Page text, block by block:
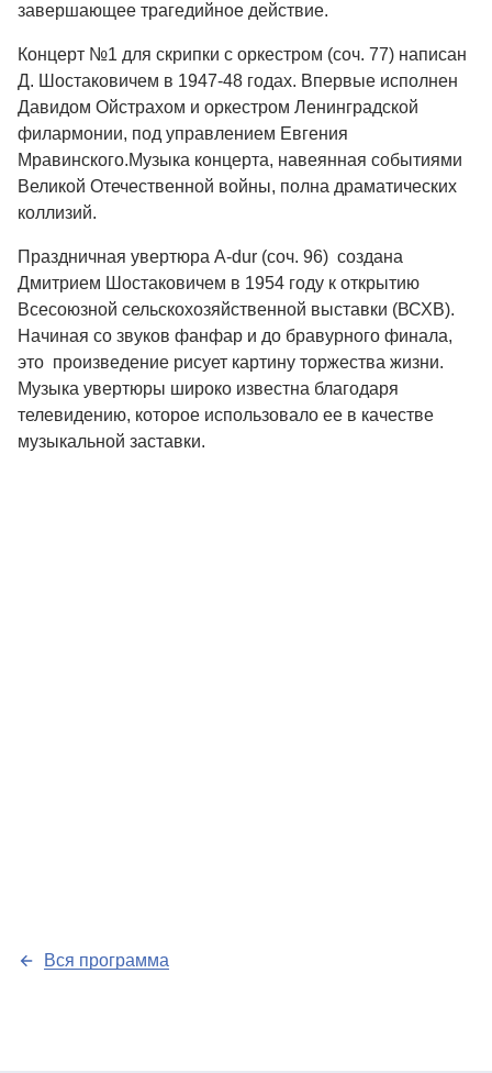
завершающее трагедийное действие.
Концерт №1 для скрипки с оркестром (соч. 77) написан
Д. Шостаковичем в 1947-48 годах. Впервые исполнен
Давидом Ойстрахом и оркестром Ленинградской
филармонии, под управлением Евгения
Мравинского.Музыка концерта, навеянная событиями
Великой Отечественной войны, полна драматических
коллизий.
Праздничная увертюра A-dur (соч. 96) создана
Дмитрием Шостаковичем в 1954 году к открытию
Всесоюзной сельскохозяйственной выставки (ВСХВ).
Начиная со звуков фанфар и до бравурного финала,
это произведение рисует картину торжества жизни.
Музыка увертюры широко известна благодаря
телевидению, которое использовало ее в качестве
музыкальной заставки.
Вся программа